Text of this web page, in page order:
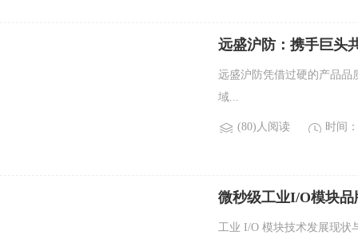
远盛沪防：携手巨头
远盛沪防凭借过硬的产品品
域...
(80)人阅读 时间
微秒级工业I/O模块
工业 I/O 模块技术发展现状